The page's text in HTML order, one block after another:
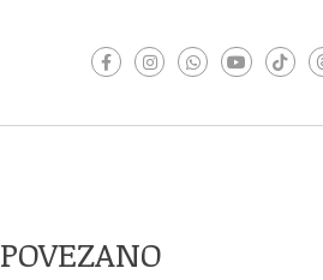
POVEZANO